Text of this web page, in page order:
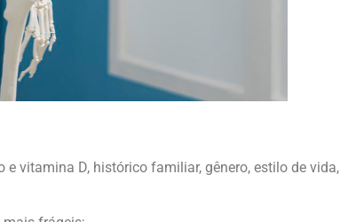
e vitamina D, histórico familiar, gênero, estilo de vida,